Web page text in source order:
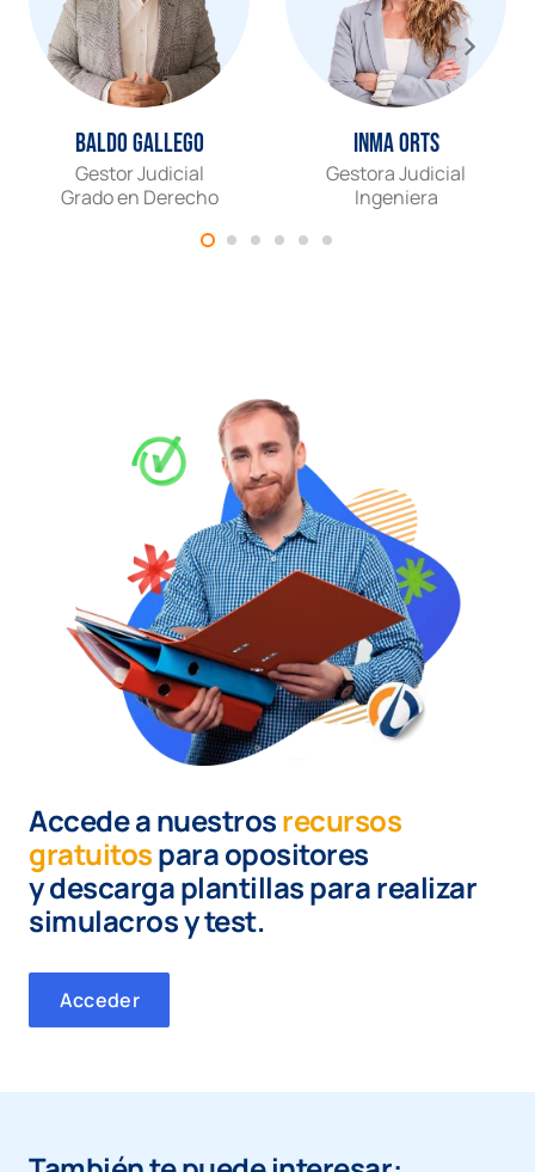
Baldo Gallego
Gestor Judicial
Grado en Derecho
Inma Orts
Gestora Judicial
Ingeniera
Accede a nuestrosrecursos
gratuitospara opositores
ydescarga plantillas para realizar
simulacros y test.
Acceder